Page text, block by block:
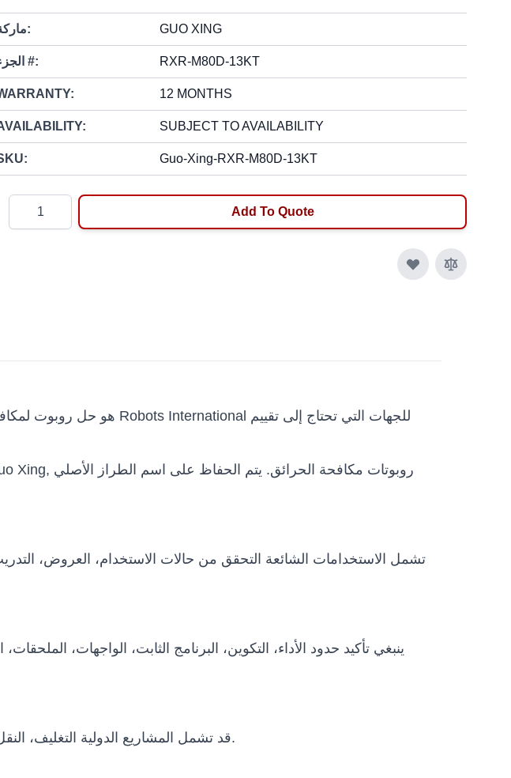
ماركة: GUO XING
الجزء #: RXR-M80D-13KT
12 MONTHS
SUBJECT TO AVAILABILITY
Guo-Xing-RXR-M80D-13KT
Add To Quote
تشمل الاستخدامات الشائعة التحقق من حالات الاستخدام، العروض،
ينبغي تأكيد حدود الأداء، التكوين، البرنامج الثابت، الواجهات،
قد تشمل المشاريع الدولية التغليف، النقل، وثائق الاستيراد، متطلبات الطاقة، التدريب عن بعد، دعم التشغيل وخطة الصيانة.